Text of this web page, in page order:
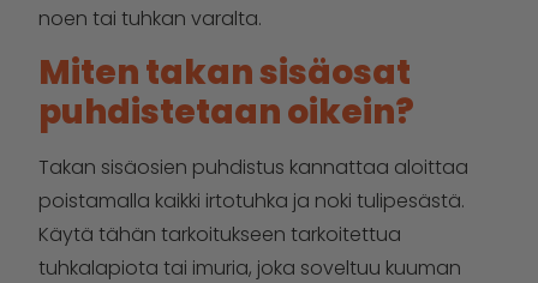
noen tai tuhkan varalta.
Miten takan sisäosat
puhdistetaan oikein?
Takan sisäosien puhdistus kannattaa aloittaa
poistamalla kaikki irtotuhka ja noki tulipesästä.
Käytä tähän tarkoitukseen tarkoitettua
tuhkalapiota tai imuria, joka soveltuu kuuman